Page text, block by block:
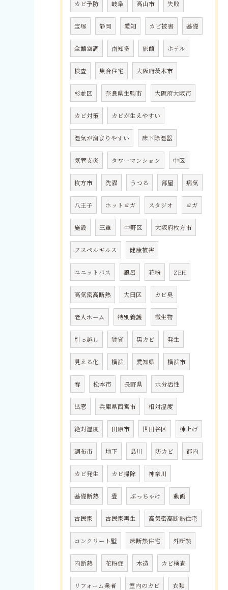
カビ予防 岐阜 高山市 失敗
宝塚 静岡 愛知 カビ被害 基礎
全館空調 南知多 旅館 ホテル
検査 集合住宅 大阪府茨木市
杉並区 奈良県生駒市 大阪府大阪市
カビ対策 カビが生えやすい
湿気が溜まりやすい 床下除湿器
気管支炎 タワーマンション 中区
枚方市 洗濯 うつる 部屋 病気
八王子 ホットヨガ スタジオ ヨガ
施設 三重 中野区 大阪府枚方市
アスペルギルス 健康被害
ユニットバス 風呂 花粉 ZEH
高気密高断熱 大田区 カビ臭
老人ホーム 特別養護 微生物
引っ越し 賃貸 黒カビ 発生
見える化 横浜 愛知県 横浜市
春 松本市 長野県 水分活性
出窓 兵庫県西宮市 相対湿度
絶対湿度 田原市 世田谷区 棟上げ
調布市 地下 品川 防カビ 都内
カビ発生 カビ掃除 神奈川
基礎断熱 畳 ぶっちゃけ 動画
古民家 古民家再生 高気密高断熱住宅
コンクリート壁 床断熱住宅 外断熱
内断熱 花粉症 木造 カビ検査
リフォーム業者 室内のカビ 衣類